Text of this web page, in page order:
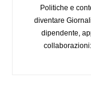
Politiche e
diventare
dipendente,